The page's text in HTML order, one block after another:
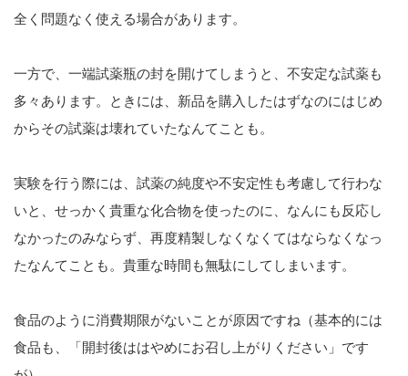
全く問題なく使える場合があります。
一方で、一端試薬瓶の封を開けてしまうと、不安定な試薬も
多々あります。ときには、新品を購入したはずなのにはじめ
からその試薬は壊れていたなんてことも。
実験を行う際には、試薬の純度や不安定性も考慮して行わな
いと、せっかく貴重な化合物を使ったのに、なんにも反応し
なかったのみならず、再度精製しなくなくてはならなくなっ
たなんてことも。貴重な時間も無駄にしてしまいます。
食品のように消費期限がないことが原因ですね（基本的には
食品も、「開封後ははやめにお召し上がりください」です